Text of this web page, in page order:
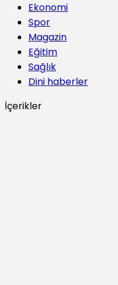
Ekonomi
Spor
Magazin
Eğitim
Sağlık
Dini haberler
İçerikler